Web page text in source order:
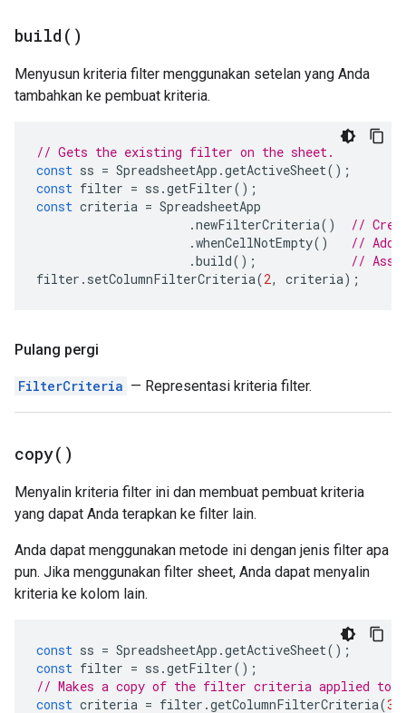
build( )
Menyusun kriteria filter menggunakan setelan yang Anda
tambahkan ke pembuat kriteria.
// Gets the existing filter on the sheet.
const ss = SpreadsheetApp .getActiveSheet();
const filter = ss .getFilter();
const criteria = SpreadsheetApp
.newFilterCriteria()
//
.whenCellNotEmpty()
//
.build();
//
filter . setColumnFilterCriteria(2, criteria);
Pulang pergi
FilterCriteria — Representasi kriteria filter.
copy( )
Menyalin kriteria filter ini dan membuat pembuat kriteria
yang dapat Anda terapkan ke filter lain.
Anda dapat menggunakan metode ini dengan jenis filter apa
pun. Jika menggunakan filter sheet, Anda dapat menyalin
kriteria ke kolom lain.
const ss = SpreadsheetApp .getActiveSheet();
const filter = ss .getFilter();
// Makes a copy of the filter criteria applied to
const criteria = filter .getColumnFilterCriteria(3